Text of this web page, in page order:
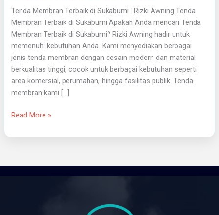
Tenda Membran Terbaik di Sukabumi | Rizki Awning Tenda
Membran Terbaik di Sukabumi Apakah Anda mencari Tenda
Membran Terbaik di Sukabumi? Rizki Awning hadir untuk
memenuhi kebutuhan Anda. Kami menyediakan berbagai
jenis tenda membran dengan desain modern dan material
berkualitas tinggi, cocok untuk berbagai kebutuhan seperti
area komersial, perumahan, hingga fasilitas publik. Tenda
membran kami […]
Read More »